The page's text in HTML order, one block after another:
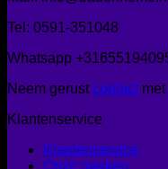
Tel: 0591-351048
Whatsapp
Neem gerustcontact
Klantenservice
Klantenservice
Onze merken